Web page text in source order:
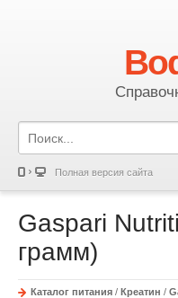
Полная версия сайта
Gaspari
грамм)
Каталог питания / Креатин /